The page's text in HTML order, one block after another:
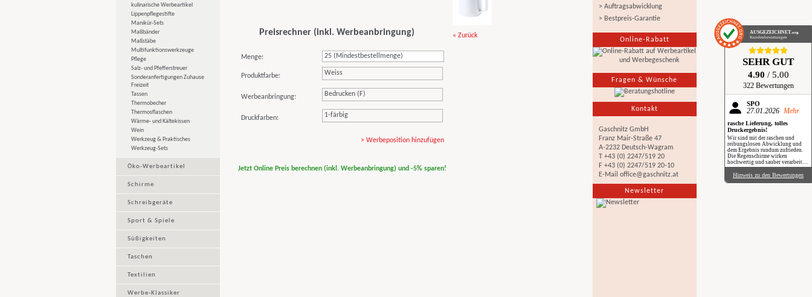
AUSGEZEICHNET .org
Kundenbewertungen
SEHR GUT
4.90 / 5.00
322 Bewertungen
SPÖ
27.01.2026 Mehr
rasche Lieferung, tolles
Druckergebnis!
Wir sind mit der raschen und
reibungslosen Abwicklung und
dem Ergebnis rundum zufrieden.
Die Regenschirme wirken
hochwertig und sauber verarbeitet.
Besonders positiv: Der Druck ist
gestochen scharf, farbintensiv und
auch bei genauerem Hinsehen sehr
Hinweis zu den Bewertungen
kulinarische Werbeartikel
Lippenpflegestifte
Manikür-Sets
Maßbänder
Maßstäbe
Multifunktionswerkzeuge
Pflege
Salz- und Pfefferstreuer
Sonderanfertigungen Zuhause
Freizeit
Tassen
Thermobecher
Thermosflaschen
Wärme- und Kältekissen
Wein
Werkzeug & Praktisches
Werkzeug-Sets
Öko-Werbeartikel
Schirme
Schreibgeräte
Sport & Spiele
Süßigkeiten
Taschen
Textilien
Werbe-Klassiker
Preisrechner (inkl. Werbeanbringung)
Menge:
Produktfarbe: Weiss
Werbeanbringung: Bedrucken (F)
Druckfarben: 1-färbig
> Werbeposition hinzufügen
Jetzt Online Preis berechnen (inkl. Werbeanbringung) und -5% sparen!
« Zurück
> Auftragsabwicklung
> Bestpreis-Garantie
Online-Rabatt
Fragen & Wünsche
Kontakt
Gaschnitz GmbH
Franz Mair-Straße 47
A-2232 Deutsch-Wagram
T +43 (0) 2247/519 20
F +43 (0) 2247/519 20-10
E-Mail office@gaschnitz.at
Newsletter